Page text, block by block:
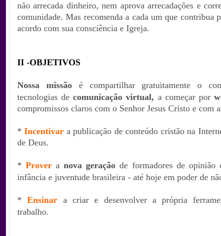
não arrecada dinheiro, nem aprova arrecadações e
comunidade. Mas recomenda a cada um que contribua
acordo com sua consciência e Igreja.
II -OBJETIVOS
Nossa missãoé compartilhar gratuitamenteo
tecnologias decomunicação virtual, a começar por
compromissos claros com o Senhor Jesus Cristo e com
*Incentivar a publicação de conteúdo cristão na
de Deus.
*Prover anova geração de formadores de opinião
infância e juventude brasileira - até hoje em poder de
*Ensinar a criar e desenvolver a própria
trabalho.